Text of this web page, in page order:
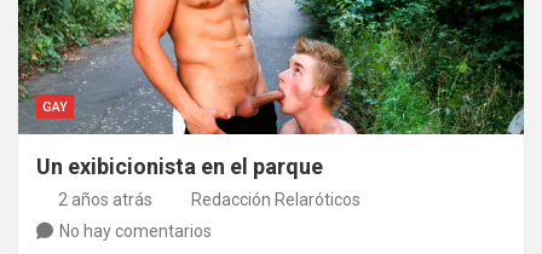
GAY
Un exibicionista en el parque
2 años atrás
Redacción Relaróticos
No hay comentarios